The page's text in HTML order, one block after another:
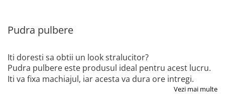
Pudra pulbere
Iti doresti sa obtii un look stralucitor?
Pudra pulbere este produsul ideal pentru acest lucru.
Iti va fixa machiajul, iar acesta va dura ore intregi.
Vezi mai multe